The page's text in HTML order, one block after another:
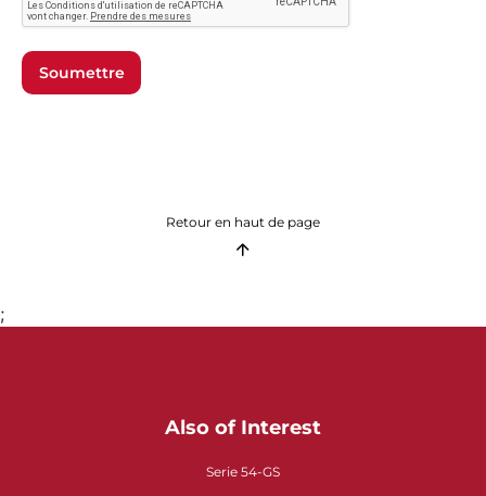
Soumettre
Retour en haut de page
;
Also of Interest
Serie 54-GS